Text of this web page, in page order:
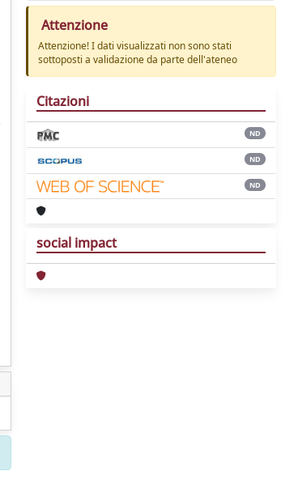
Attenzione
Attenzione! I dati visualizzati non sono stati
sottoposti a validazione da parte dell'ateneo
Citazioni
ND
ND
ND
social impact